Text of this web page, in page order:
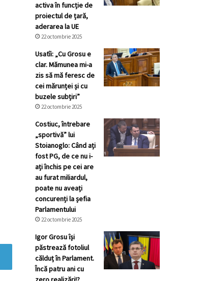
activa în funcție de
proiectul de țară,
aderarea la UE
22 octombrie 2025
Usatîi: „Cu Grosu e
clar. Mămunea mi-a
zis să mă feresc de
cei mărunței și cu
buzele subțiri”
22 octombrie 2025
Costiuc, întrebare
„sportivă” lui
Stoianoglo: Când ați
fost PG, de ce nu i-
ați închis pe cei are
au furat miliardul,
poate nu aveați
concurenți la șefia
Parlamentului
22 octombrie 2025
Igor Grosu își
păstrează fotoliul
călduț în Parlament.
Încă patru ani cu